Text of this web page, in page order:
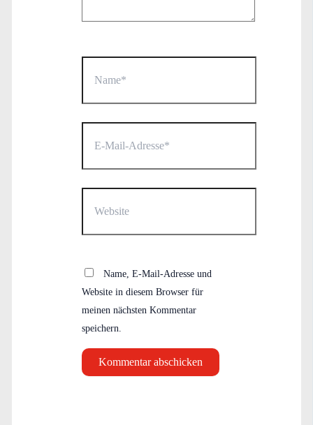
Mail-
Name, E-Mail-Adresse und
Website in diesem Browser für
meinen nächsten Kommentar
speichern.